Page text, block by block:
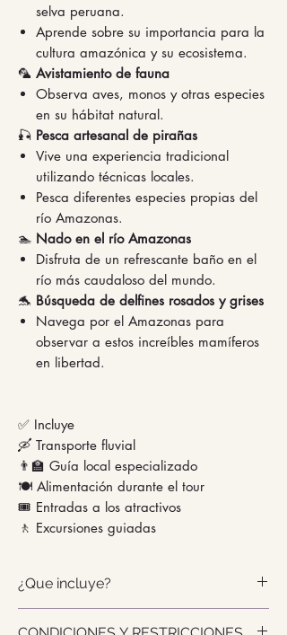
selva peruana.
Aprende sobre su importancia para la
cultura amazónica y su ecosistema.
🦜 Avistamiento de fauna
Observa aves, monos y otras especies
en su hábitat natural.
🎣 Pesca artesanal de pirañas
Vive una experiencia tradicional
utilizando técnicas locales.
Pesca diferentes especies propias del
río Amazonas.
🏊 Nado en el río Amazonas
Disfruta de un refrescante baño en el
río más caudaloso del mundo.
🐬 Búsqueda de delfines rosados y grises
Navega por el Amazonas para
observar a estos increíbles mamíferos
en libertad.
✅ Incluye
🛶 Transporte fluvial
👨‍🏫 Guía local especializado
🍽️ Alimentación durante el tour
🎟️ Entradas a los atractivos
🚶 Excursiones guiadas
¿Que incluye?